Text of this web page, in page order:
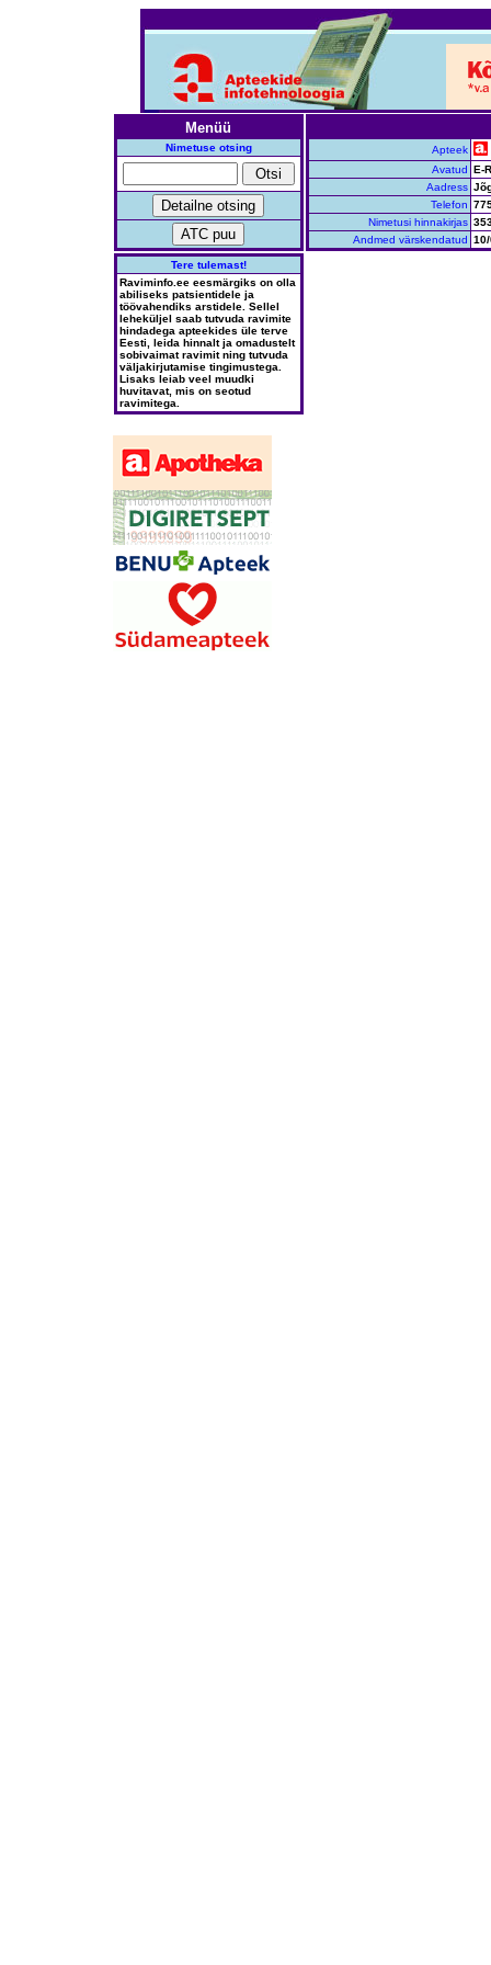
Menüü
Nimetuse otsing
Tere tulemast!
Raviminfo.ee eesmärgiks on olla
abiliseks patsientidele ja
töövahendiks arstidele. Sellel
leheküljel saab tutvuda ravimite
hindadega apteekides üle terve
Eesti, leida hinnalt ja omadustelt
sobivaimat ravimit ning tutvuda
väljakirjutamise tingimustega.
Lisaks leiab veel muudki
huvitavat, mis on seotud
ravimitega.
Apteek
Avatud E-
Aadress
Telefon
Nimetusi hinnakirjas
Andmed värskendatud